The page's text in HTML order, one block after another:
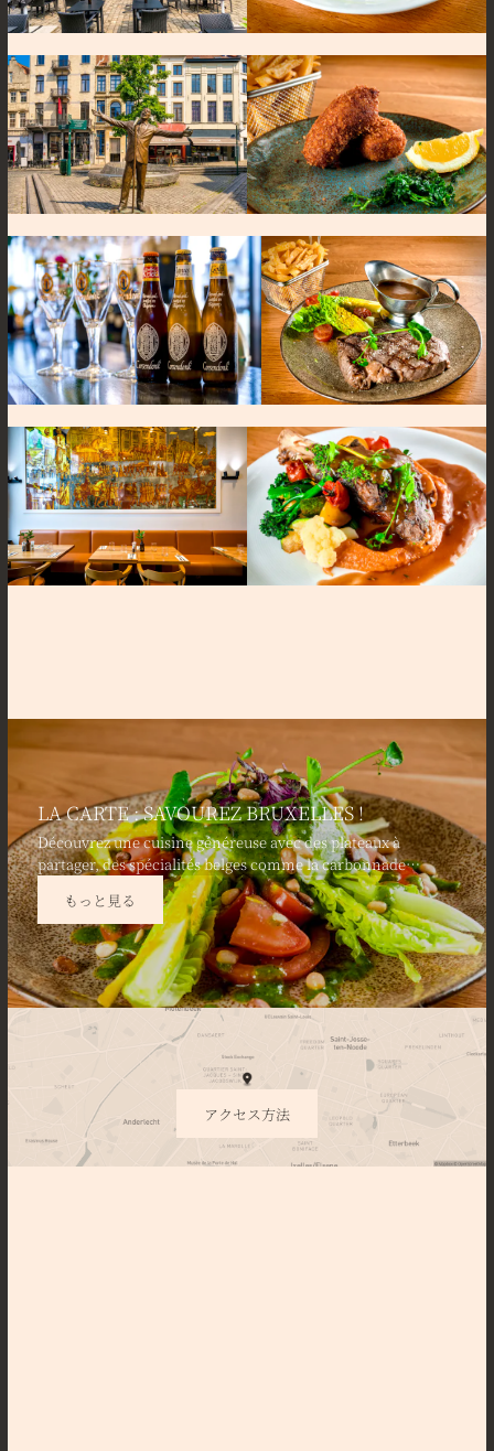
LA CARTE : SAVOUREZ BRUXELLES !
Découvrez une cuisine généreuse avec des plateaux à
partager, des spécialités belges comme la carbonnade
flamande et le vol-au-vent de poulet fermier. Savourez des
entrées fraîches telles que le tartare d’avocat & saumon frais
et terminez par un moelleux au chocolat belge.
もっと見る
アクセス方法